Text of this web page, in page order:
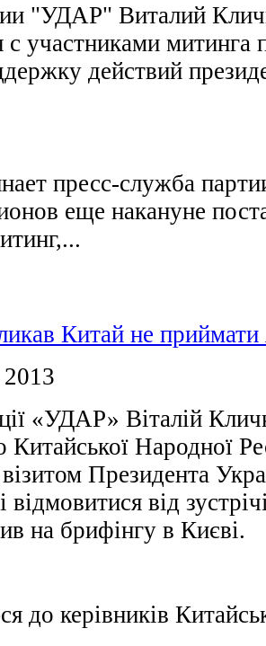
"УДАР" Виталий
с участниками митинга
действий
пресс-служба
еще накануне
Китай не
«УДАР» Віталій
Китайської Народної
Президента
відмовитися від
на брифінгу в Києві.
до керівників